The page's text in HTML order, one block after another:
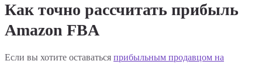
Как точно рассчитать прибыль
Amazon FBA
Если вы хотите оставаться прибыльным продавцом на